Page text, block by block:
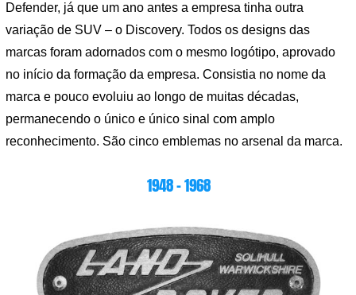
Defender, já que um ano antes a empresa tinha outra
variação de SUV – o Discovery. Todos os designs das
marcas foram adornados com o mesmo logótipo, aprovado
no início da formação da empresa. Consistia no nome da
marca e pouco evoluiu ao longo de muitas décadas,
permanecendo o único e único sinal com amplo
reconhecimento. São cinco emblemas no arsenal da marca.
1948 – 1968